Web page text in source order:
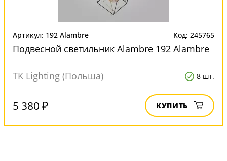
Артикул: 192 Alambre Код: 245765
Подвесной светильник Alambre 192 Alambre
TK Lighting (Польша) 8 шт.
5 380 ₽ КУПИТЬ